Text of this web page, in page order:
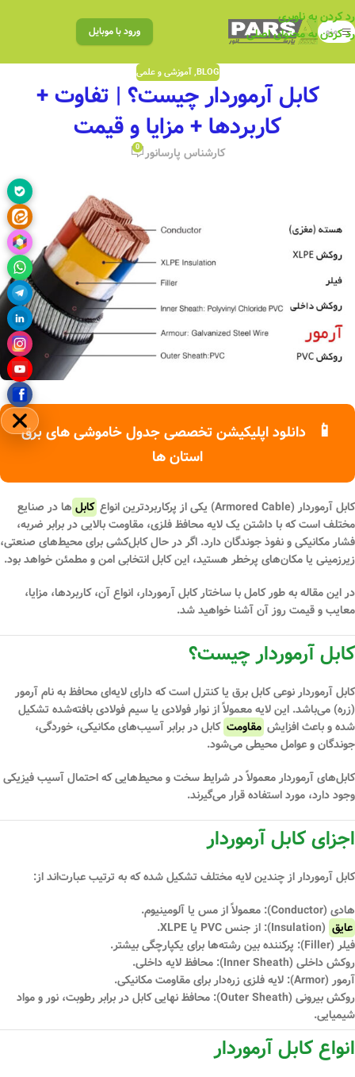
رد کردن به ناوبری
رد کردن به محتوای اصلی
منو ورود با موبایل
BLOG
,آموزشی و علمی
کابل آرموردار چیست؟ | تفاوت +
کاربردها + مزایا و قیمت
کارشناس پارسانور 0
📱
دانلود اپلیکیشن تخصصی جدول خاموشی های برق
استان ها
کابل آرموردار (Armored Cable) یکی از پرکاربردترین انواع کابل ‌ها در صنایع
مختلف است که با داشتن یک لایه محافظ فلزی، مقاومت بالایی در برابر ضربه،
فشار مکانیکی و نفوذ جوندگان دارد. اگر در حال کابل‌کشی برای محیط‌های صنعتی،
زیرزمینی یا مکان‌های پرخطر هستید، این کابل انتخابی امن و مطمئن خواهد بود.
در این مقاله به طور کامل با ساختار کابل آرموردار، انواع آن، کاربردها، مزایا،
معایب و قیمت روز آن آشنا خواهید شد.
کابل آرموردار چیست؟
کابل آرموردار نوعی کابل برق یا کنترل است که دارای لایه‌ای محافظ به نامآرمور
(زره) می‌باشد. این لایه معمولاً از نوار فولادی یا سیم فولادی بافته‌شده تشکیل
شده و باعث افزایش مقاومت کابل در برابر آسیب‌های مکانیکی، خوردگی،
جوندگان و عوامل محیطی می‌شود.
کابل‌های آرموردار معمولاً در شرایط سخت و محیط‌هایی که احتمال آسیب فیزیکی
وجود دارد، مورد استفاده قرار می‌گیرند.
اجزای کابل آرموردار
کابل آرموردار از چندین لایه مختلف تشکیل شده که به ترتیب عبارت‌اند از:
هادی (Conductor):
معمولاً از مس یا آلومینیوم.
عایق (Insulation):
از جنس PVC یا XLPE.
فیلر (Filler):
پرکننده بین رشته‌ها برای یکپارچگی بیشتر.
روکش داخلی (Inner Sheath):
محافظ لایه داخلی.
آرمور (Armor):
لایه فلزی زره‌دار برای مقاومت مکانیکی.
روکش بیرونی (Outer Sheath):
محافظ نهایی کابل در برابر رطوبت، نور و مواد
شیمیایی.
انواع کابل آرموردار